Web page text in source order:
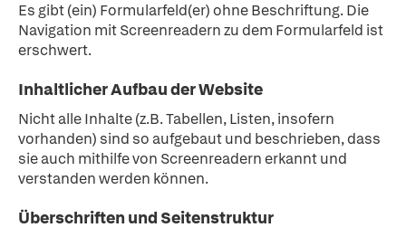
Es gibt (ein) Formularfeld(er) ohne Beschriftung. Die
Navigation mit Screenreadern zu dem Formularfeld ist
erschwert.
Inhaltlicher Aufbau der Website
Nicht alle Inhalte (z.B. Tabellen, Listen, insofern
vorhanden) sind so aufgebaut und beschrieben, dass
sie auch mithilfe von Screenreadern erkannt und
verstanden werden können.
Überschriften und Seitenstruktur